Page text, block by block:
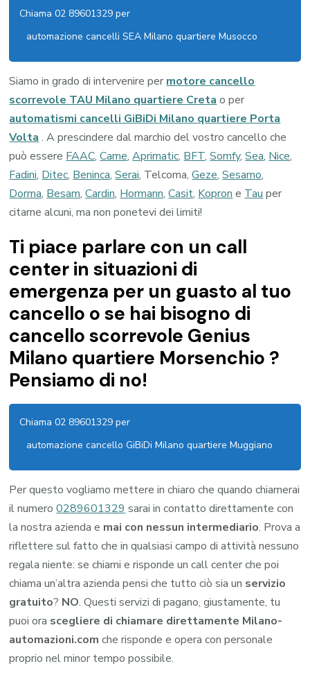
Chiama 02 89601329 per
automazione cancelli SEA Milano quartiere Musocco
Siamo in grado di intervenire permotore cancello
scorrevole TAU Milano quartiere Cretao per
automatismi cancelli GiBiDi Milano quartiere Porta
Volta. A prescindere dal marchio del vostro cancello che
può essereFAAC,Came,Aprimatic,BFT,Somfy,Sea,Nice,
Fadini,Ditec,Beninca,Serai, Telcoma,Geze,Sesamo,
Dorma,Besam,Cardin,Hormann,Casit,KoproneTauper
citarne alcuni, ma non ponetevi dei limiti!
Ti piace parlare con un call
center in situazioni di
emergenza per un guasto al tuo
cancello o se hai bisogno di
cancello scorrevole Genius
Milano quartiere Morsenchio ?
Pensiamo di no!
Chiama 02 89601329 per
automazione cancello GiBiDi Milano quartiere Muggiano
Per questo vogliamo mettere in chiaro che quando chiamerai
il numero0289601329 sarai in contatto direttamente con
la nostra azienda e mai con nessun intermediario. Prova a
riflettere sul fatto che in qualsiasi campo di attività nessuno
regala niente: se chiami e risponde un call center che poi
chiama un’altra azienda pensi che tutto ciò sia un servizio
gratuito? NO. Questi servizi di pagano, giustamente, tu
puoi ora scegliere di chiamare direttamente Milano-
automazioni.com che risponde e opera con personale
proprio nel minor tempo possibile.